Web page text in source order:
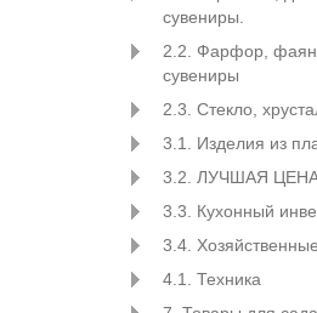
сувениры.
2.2. Фарфор,
сувениры
2.3. Стекло,
3.1. Изделия из
3.2. ЛУЧШАЯ
3.3. Кухонный
3.4.
4.1. Техника